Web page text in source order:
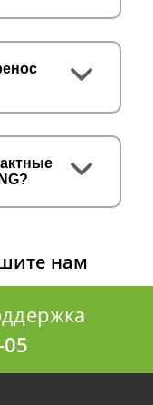
нам